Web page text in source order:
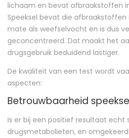
lichaam en bevat afbraakstoffen
Speeksel bevat die
mate als weefselvocht en is dus
geconcentreerd. Dat maakt het
drugsgebruik beduidend lastiger.
De kwaliteit van een test wordt
aspecten:
Betrouwbaarheid
Is er bij een positief resultaat echt
drugsmetabolieten, en